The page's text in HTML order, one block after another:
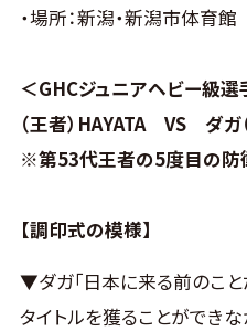
式
サ
イ
ト
・場所：新潟・新潟市体育館
＜GHCジュニアヘビー級選
（王者）HAYATA VS ダガ
※第53代王者の5度目の防
【調印式の模様】
▼ダガ｢日本に来る前のこと
タイトルを獲ることができ